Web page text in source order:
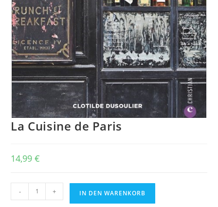
La Cuisine de Paris
14,99€
Cuisine
- + IN DEN WARENKORB